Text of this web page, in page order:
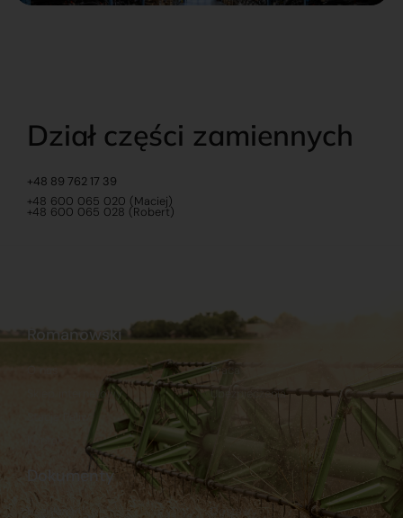
Dział części zamiennych
+48 89 762 17 39
+48 600 065 020 (Maciej)
+48 600 065 028 (Robert)
Dokumenty
Regulamin Dostawy
Romanowski
Sklep internetowy
Praca
Ubezpieczenia